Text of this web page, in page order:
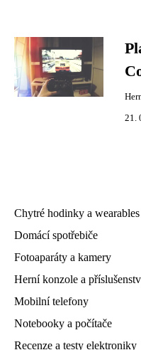
21.
Chytré hodinky a wearables
Domácí spotřebiče
Fotoaparáty a kamery
Herní konzole a
Mobilní telefony
Notebooky a počítače
Recenze a testy elektroniky